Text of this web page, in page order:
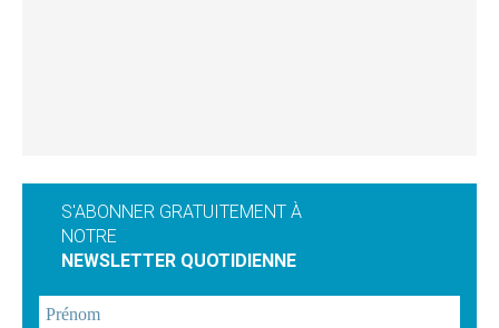
S'ABONNER GRATUITEMENT À
NOTRE
NEWSLETTER QUOTIDIENNE